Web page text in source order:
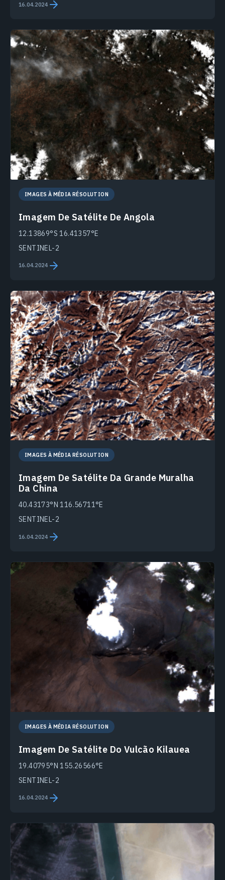
16.04.2024
IMAGES À MÉDIA RÉSOLUTION
Imagem De Satélite De Angola
12.13869°S 16.41357°E
SENTINEL-2
16.04.2024
IMAGES À MÉDIA RÉSOLUTION
Imagem De Satélite Da Grande Muralha
Da China
40.43173°N 116.56711°E
SENTINEL-2
16.04.2024
IMAGES À MÉDIA RÉSOLUTION
Imagem De Satélite Do Vulcão Kilauea
19.40795°N 155.26566°E
SENTINEL-2
16.04.2024